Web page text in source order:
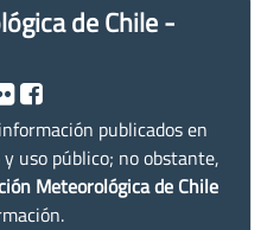
de Chile -
publicados en
uso público; no obstante,
Meteorológica de Chile